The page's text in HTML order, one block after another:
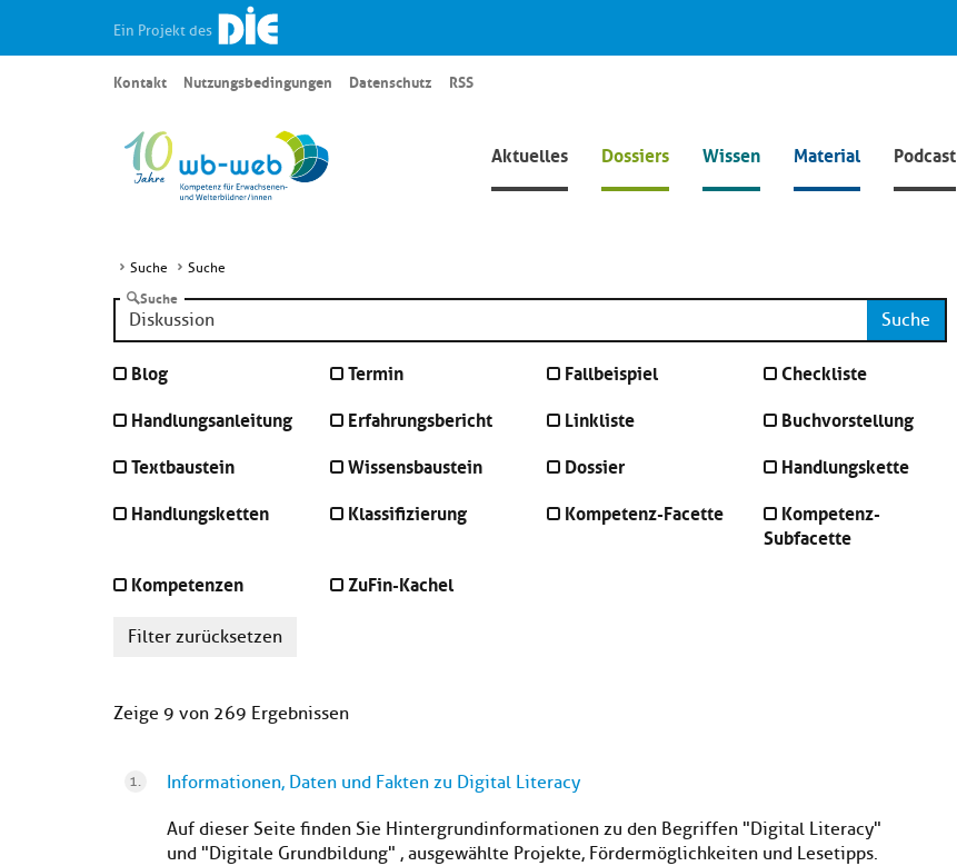
Ein Projekt des
Aktuelles Dossiers Wissen Material Podcast
Kontakt Nutzungsbedingungen Datenschutz RSS
Suche Suche
Suche
Suche
Blog Termin Fallbeispiel
Checkliste
Handlungsanleitung
Erfahrungsbericht Linkliste
Buchvorstellung
Textbaustein
Wissensbaustein Dossier
Handlungskette
Handlungsketten
Klassifizierung Kompetenz-Facette
Kompetenz-
Subfacette
Kompetenzen
ZuFin-Kachel
Filter zurücksetzen
Zeige 9 von 269 Ergebnissen
Informationen, Daten und Fakten zu Digital Literacy
Auf dieser Seite finden Sie Hintergrundinformationen zu den Begriffen "Digital Literacy"
und "Digitale Grundbildung" , ausgewählte Projekte, Fördermöglichkeiten und Lesetipps.